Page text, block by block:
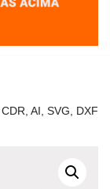
AI, SVG, DXF e